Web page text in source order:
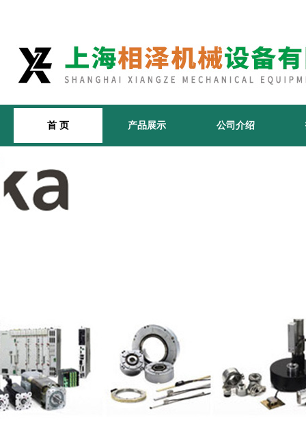
首 页 产品展示 公司介绍